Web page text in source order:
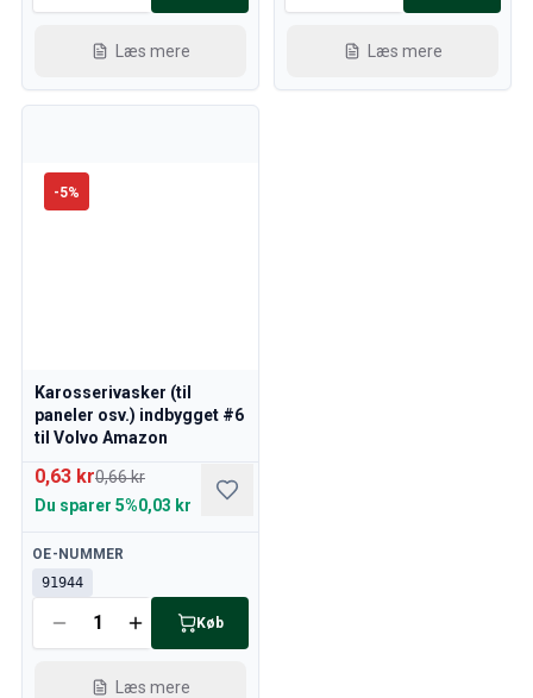
Læs mere Læs mere
-5%
Karosserivasker (til
paneler osv.) indbygget #6
til Volvo Amazon
0,63 kr0,66 kr
Du sparer 5%0,03 kr
Tilgængelig
OE-NUMMER
91944
Køb
Læs mere